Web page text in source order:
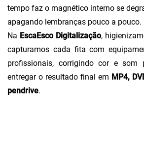
tempo faz o magnético interno se
apagando lembranças pouco a pouco.
Na EscaEsco Digitalização,
capturamos cada fita com
profissionais, corrigindo cor e som
entregar o resultado final em MP4,
pendrive.